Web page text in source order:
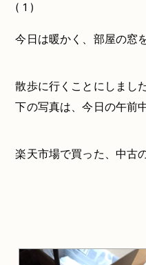
( 1 )
今日は暖かく、部屋の窓
散歩に行くことにしました
下の写真は、今日の午前
楽天市場で買った、中古